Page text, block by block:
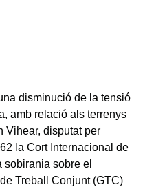
disminució de la tensió
amb relació als terrenys
Vihear, disputat per
la Cort Internacional de
sobre el
Treball Conjunt (GTC)